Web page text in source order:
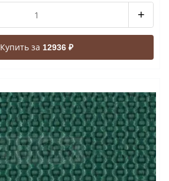
+
Купить за 12936 ₽